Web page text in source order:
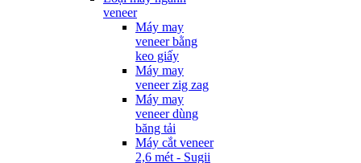
veneer
Máy may
veneer bằng
keo giấy
Máy may
veneer zig zag
Máy may
veneer dùng
băng tải
Máy cắt veneer
2,6 mét - Sugii